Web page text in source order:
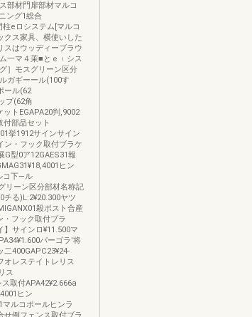
部材門扉部材マルコ
ング1総合
eロシステム[マルコ
クス家具、横使いした
スはウッディーブラウ
一マ４茉■とｅ︲シス
］モスグリーン区分
ガギーール(100す
ール(62
プ(62角
トEGAPA20判,9002
付部品セット
挙1912サインサイン
ン・フック取付ブラケ
G型0ア12GAES31報
ヒン
コ下―ル
リーン区分部材名称記
チる)L:2¥20.300ヤツ
殺ポスト合産
・フック取付ブラ
】サインロ¥11.500マ
パーゴラ′将
400GAPC23¥24‐
オレステイトレリス
ス
取付APA42¥2.666a
ヒン
ルコポールヒンラ